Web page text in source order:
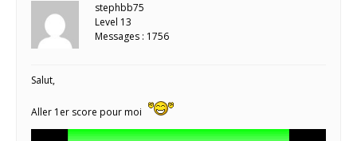
stephbb75
Level 13
Messages : 1756
Salut,
Aller 1er score pour moi